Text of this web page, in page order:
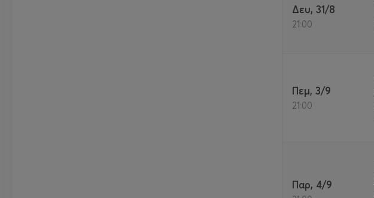
Δευ, 31/8
21:00
Πεμ, 3/9
21:00
Παρ, 4/9